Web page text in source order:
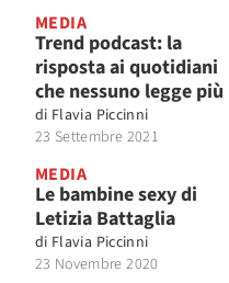
MEDIA
Trend podcast: la
risposta ai quotidiani
che nessuno legge più
di Flavia Piccinni
23 Settembre 2021
MEDIA
Le bambine sexy di
Letizia Battaglia
di Flavia Piccinni
23 Novembre 2020